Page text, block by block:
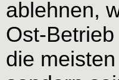
ablehnen,
Ost-
die